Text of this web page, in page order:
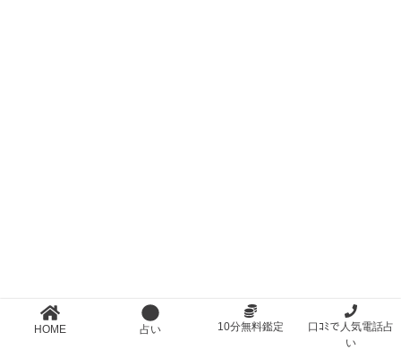
HOME 占い 10分無料鑑定
口ｺﾐで人気電話占
い